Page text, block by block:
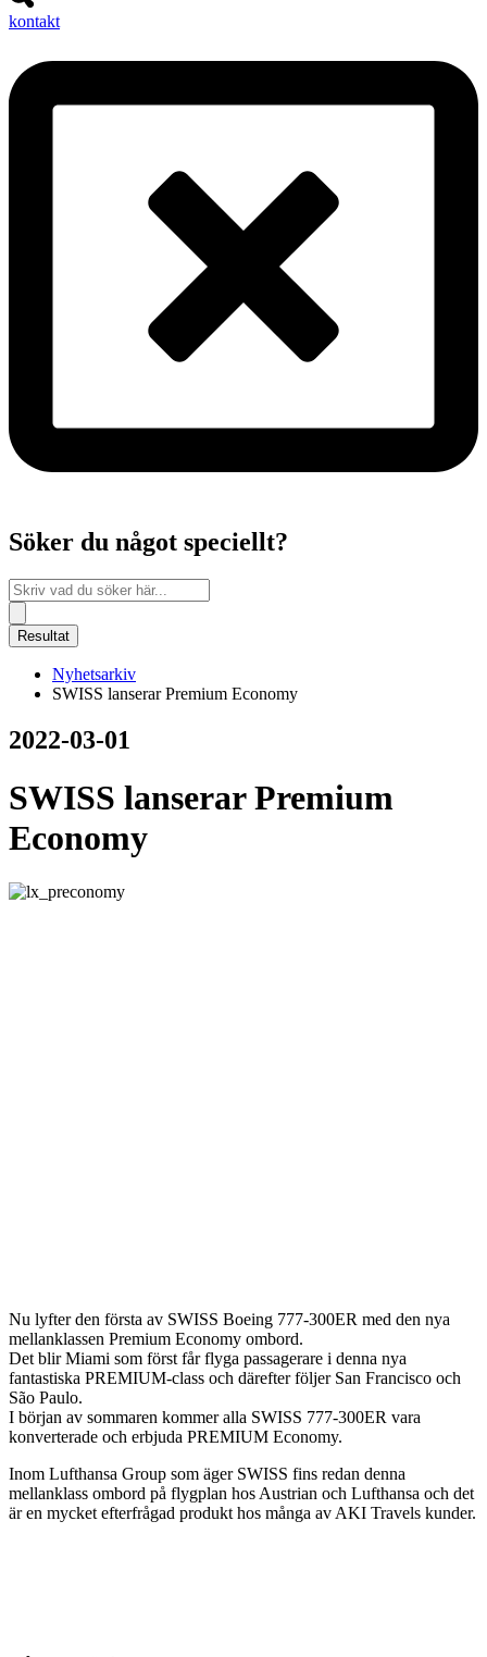
kontakt
Söker du något speciellt?
Search
...
Resultat
Nyhetsarkiv
SWISS lanserar Premium Economy
2022-03-01
SWISS lanserar Premium
Economy
Nu lyfter den första av SWISS Boeing 777-300ER med den nya
mellanklassen Premium Economy ombord.
Det blir Miami som först får flyga passagerare i denna nya
fantastiska PREMIUM-class och därefter följer San Francisco och
São Paulo.
I början av sommaren kommer alla SWISS 777-300ER vara
konverterade och erbjuda PREMIUM Economy.
Inom Lufthansa Group som äger SWISS fins redan denna
mellanklass ombord på flygplan hos Austrian och Lufthansa och det
är en mycket efterfrågad produkt hos många av AKI Travels kunder.